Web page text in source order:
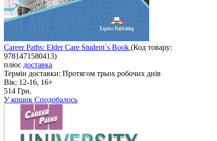
Career Paths: Elder Care Student`s Book (Код товару:
9781471580413)
плюс доставка
Термін доставки: Протягом трьох робочих днів
Вік: 12-16, 16+
514 Грн.
У кошик Сподобалось